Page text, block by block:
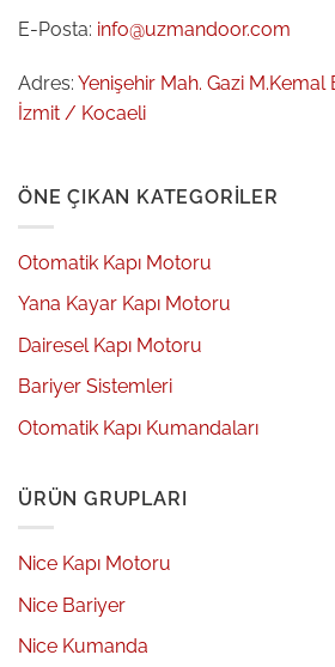
E-Posta: info@uzmandoor.com
Adres: Yenişehir Mah. Gazi M.Kemal
İzmit / Kocaeli
ÖNE ÇIKAN KATEGORILER
Otomatik Kapı Motoru
Yana Kayar Kapı Motoru
Dairesel Kapı Motoru
Bariyer Sistemleri
Otomatik Kapı Kumandaları
ÜRÜN GRUPLARI
Nice Kapı Motoru
Nice Bariyer
Nice Kumanda